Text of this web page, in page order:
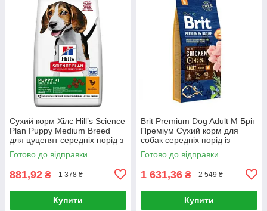
Сухий корм Хілс Hill’s Science
Plan Puppy Medium Breed
для цуценят середніх порід з
куркою, 2,5 кг
Готово до відправки
881,92 ₴ 1 378 ₴
Купити
Brit Premium Dog Adult M Бріт
Преміум Сухий корм для
собак середніх порід із
куркою 15 кг
Готово до відправки
1 631,36 ₴ 2 549 ₴
Купити